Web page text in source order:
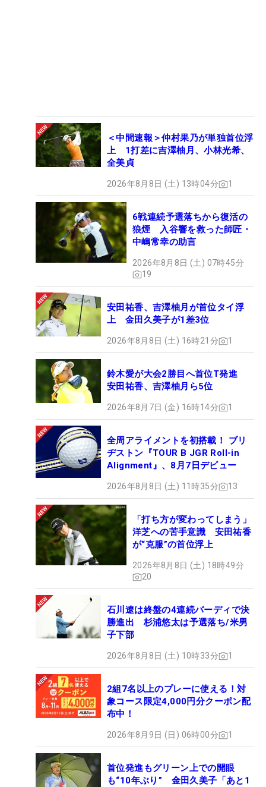
＜中間速報＞仲村果乃が単独首位浮
上 1打差に吉澤柚月、小林光希、
全美貞
2026年8月8日 (土) 13時04分 1
6戦連続予選落ちから復活の
狼煙 入谷響を救った師匠・
中嶋常幸の助言
2026年8月8日 (土) 07時45分
19
安田祐香、吉澤柚月が首位タイ浮
上 金田久美子が1差3位
2026年8月8日 (土) 16時21分 1
鈴木愛が大会2勝目へ首位T発進
安田祐香、吉澤柚月ら5位
2026年8月7日 (金) 16時14分 1
全周アライメントを初搭載！ ブリ
ヂストン『TOUR B JGR Roll-in
Alignment』、8月7日デビュー
2026年8月8日 (土) 11時35分 13
「打ち方が変わってしまう」
洋芝への苦手意識 安田祐香
が“克服”の首位浮上
2026年8月8日 (土) 18時49分
20
石川遼は終盤の4連続バーディで決
勝進出 杉浦悠太は予選落ち/米男
子下部
2026年8月8日 (土) 10時33分 1
2組7名以上のプレーに使える！対
象コース限定4,000円分クーポン配
布中！
2026年8月9日 (日) 06時00分 1
首位発進もグリーン上での開眼
も“10年ぶり” 金田久美子「あと1